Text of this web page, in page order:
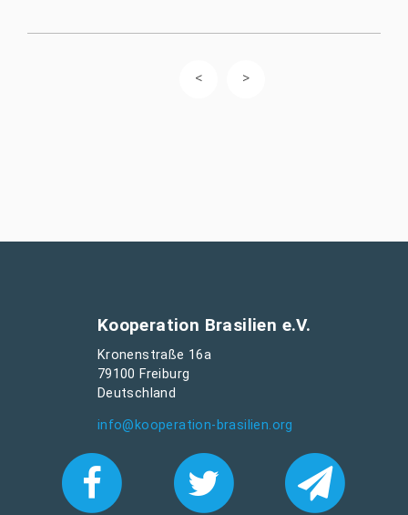
Kooperation Brasilien e.V.
Kronenstraße 16a
79100 Freiburg
Deutschland
info@kooperation-brasilien.org